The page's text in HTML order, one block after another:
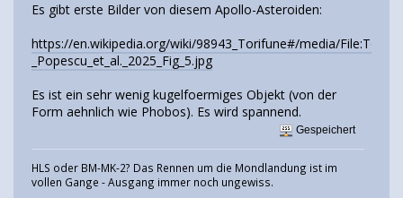
Es gibt erste Bilder von diesem Apollo-Asteroiden:
https://en.wikipedia.org/wiki/98943_Torifune#/media/
_Popescu_et_al._2025_Fig_5.jpg
Es ist ein sehr wenig kugelfoermiges Objekt (von der
Form aehnlich wie Phobos). Es wird spannend.
Gespeichert
HLS oder BM-MK-2? Das Rennen um die Mondlandung ist im
vollen Gange - Ausgang immer noch ungewiss.